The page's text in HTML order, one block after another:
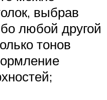
выбрав
любой другой
тонов